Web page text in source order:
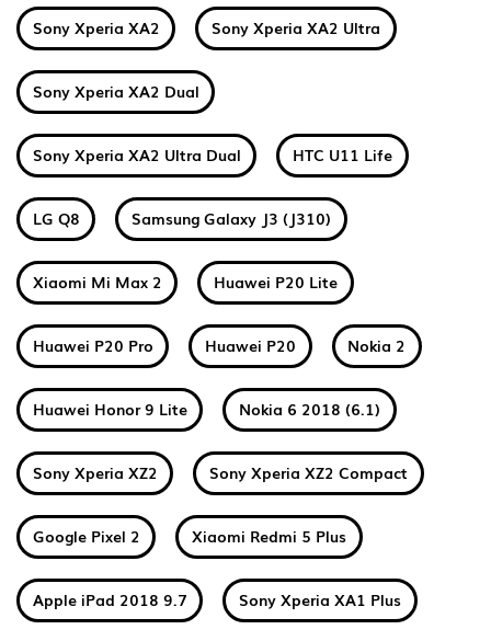
Sony Xperia XA2 Sony Xperia XA2 Ultra
Sony Xperia XA2 Dual
Sony Xperia XA2 Ultra Dual HTC U11 Life
LG Q8 Samsung Galaxy J3 (J310)
Xiaomi Mi Max 2 Huawei P20 Lite
Huawei P20 Pro Huawei P20 Nokia 2
Huawei Honor 9 Lite Nokia 6 2018 (6.1)
Sony Xperia XZ2 Sony Xperia XZ2 Compact
Google Pixel 2 Xiaomi Redmi 5 Plus
Apple iPad 2018 9.7 Sony Xperia XA1 Plus